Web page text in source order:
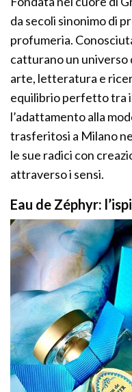
da secoli sinonimo di
profumeria.
catturano un universo
arte, letteratura e
equilibrio perfetto tra
l’adattamento alla
trasferitosi a Milano
le sue radici con
attraverso i sensi.
Eau de Zéphyr: